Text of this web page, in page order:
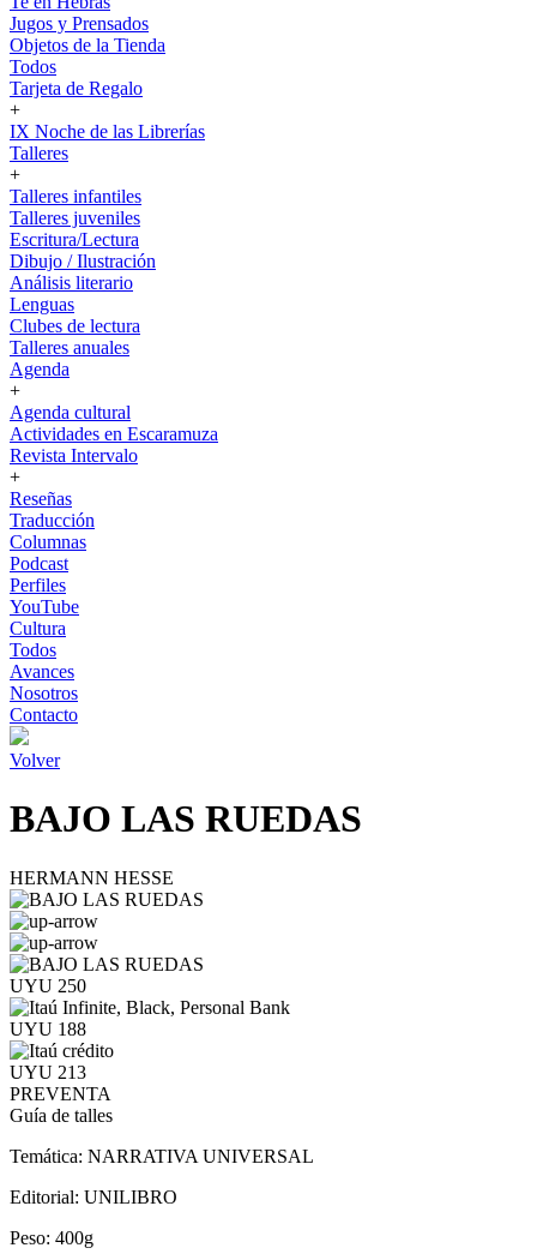
Jugos y Prensados
Objetos de la Tienda
Todos
Tarjeta de Regalo
+
IX Noche de las Librerías
Talleres
+
Talleres infantiles
Talleres juveniles
Escritura/Lectura
Dibujo / Ilustración
Análisis literario
Lenguas
Clubes de lectura
Talleres anuales
Agenda
+
Agenda cultural
Actividades en Escaramuza
Revista Intervalo
+
Reseñas
Traducción
Columnas
Podcast
Perfiles
YouTube
Cultura
Todos
Avances
Nosotros
Contacto
Volver
BAJO LAS RUEDAS
HERMANN HESSE
UYU 250
UYU 188
UYU 213
PREVENTA
Guía de talles
Temática: NARRATIVA UNIVERSAL
Editorial: UNILIBRO
Peso: 400g